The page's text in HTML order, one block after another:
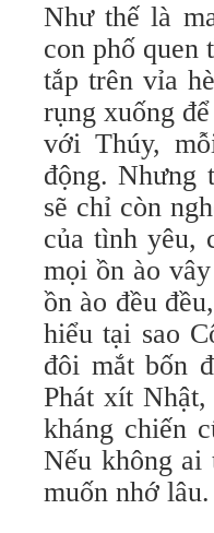
Như thế là
con phố quen
tắp trên vỉa
rụng xuống
với Thúy,
động. Nhưng
sẽ chỉ còn
của tình yêu,
mọi ồn ào
ồn ào đều
hiểu tại sao
đôi mắt bốn
Phát xít
kháng chiến
Nếu không ai
muốn nhớ lâu.